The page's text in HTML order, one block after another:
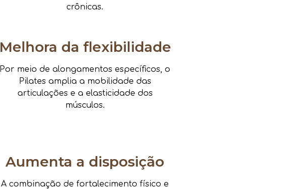
crônicas.
Melhora da flexibilidade
Por meio de alongamentos específicos, o
Pilates amplia a mobilidade das
articulações e a elasticidade dos
músculos.
Aumenta a disposição
A combinação de fortalecimento físico e